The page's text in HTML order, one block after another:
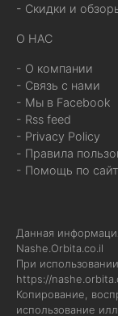
- Скидки и
О НАС
- О компании
- Связь с нами
- Мы в Facebook
- Rss feed
- Privacy Policy
- Правила
- Помощь по
Данная
Nashe.Orbita.co.il
При
https://
Копирование,
использование